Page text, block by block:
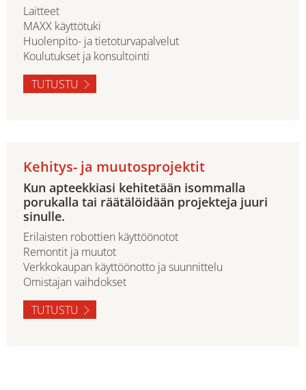
Laitteet
MAXX käyttötuki
Huolenpito- ja tietoturvapalvelut
Koulutukset ja konsultointi
TUTUSTU
Kehitys- ja muutosprojektit
Kun apteekkiasi kehitetään isommalla
porukalla tai räätälöidään projekteja juuri
sinulle.
Erilaisten robottien käyttöönotot
Remontit ja muutot
Verkkokaupan käyttöönotto ja suunnittelu
Omistajan vaihdokset
TUTUSTU